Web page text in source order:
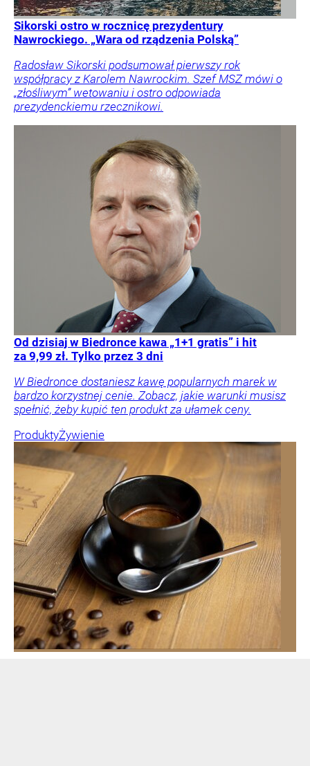
Sikorski ostro w rocznicę prezydentury
Nawrockiego. „Wara od rządzenia Polską”
Radosław Sikorski podsumował pierwszy rok
współpracy z Karolem Nawrockim. Szef MSZ mówi o
„złośliwym” wetowaniu i ostro odpowiada
prezydenckiemu rzecznikowi.
Od dzisiaj w Biedronce kawa „1+1 gratis” i hit
za 9,99 zł. Tylko przez 3 dni
W Biedronce dostaniesz kawę popularnych marek w
bardzo korzystnej cenie. Zobacz, jakie warunki musisz
spełnić, żeby kupić ten produkt za ułamek ceny.
ProduktyŻywienie